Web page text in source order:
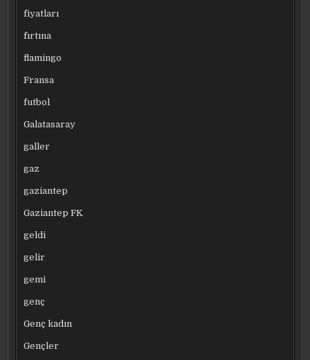
fiyatları
fırtına
flamingo
Fransa
futbol
Galatasaray
galler
gaz
gaziantep
Gaziantep FK
geldi
gelir
gemi
genç
Genç kadın
Gençler